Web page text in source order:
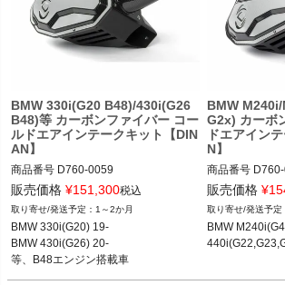
BMW 330i(G20 B48)/430i(G26
B48)等 カーボンファイバー コー
ルドエアインテークキット【DIN
AN】
商品番号 D760-0059
D760-0059
BMW 330i(G20,G21) 19-
BMW 430i(G22,G23,G26) 20-
販売価格 ¥151,300税込
1～2か月
BMW 330i(G20) 19-
BMW 430i(G26) 20-
等、B48エンジン搭載車
BMW
G2x) カーボ
ドエアイン
N】
商品番号
BMW
BMW
販売価格 ¥
BMW